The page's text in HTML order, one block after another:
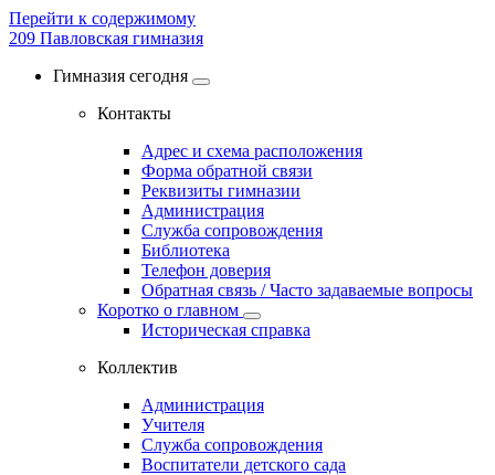
Перейти к содержимому
209 Павловская гимназия
Гимназия сегодня
Контакты
Адрес и схема расположения
Форма обратной связи
Реквизиты гимназии
Администрация
Служба сопровождения
Библиотека
Телефон доверия
Обратная связь / Часто задаваемые вопросы
Коротко о главном
Историческая справка
Коллектив
Администрация
Учителя
Служба сопровождения
Воспитатели детского сада